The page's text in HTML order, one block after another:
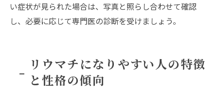
い症状が見られた場合は、写真と照らし合わせて確認
し、必要に応じて専門医の診断を受けましょう。
リウマチになりやすい人の特徴
と性格の傾向